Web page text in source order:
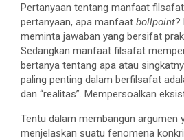
Pertanyaan tentang manfaat
pertanyaan, apa manfaat bollpoint?
meminta jawaban yang bersifat
Sedangkan manfaat filsafat
bertanya tentang apa atau
paling penting dalam berfilsafat
dan “realitas”. Mempersoalkan
Tentu dalam membangun argumen
menjelaskan suatu fenomena